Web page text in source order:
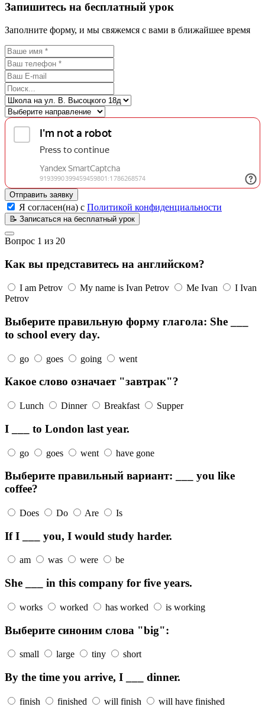
Запишитесь на бесплатный урок
Заполните форму, и мы свяжемся с вами в ближайшее время
Отправить заявку
Я согласен(на) с Политикой конфиденциальности
📝 Записаться на бесплатный урок
Вопрос 1 из 20
Как вы представитесь на английском?
I am Petrov My name is Ivan Petrov Me Ivan
I Ivan
Petrov
Выберите правильную форму глагола: She ___
to school every day.
go goes going went
Какое слово означает "завтрак"?
Lunch Dinner Breakfast Supper
I ___ to London last year.
go goes went have gone
Выберите правильный вариант: ___ you like
coffee?
Does Do Are Is
If I ___ you, I would study harder.
am was were be
She ___ in this company for five years.
works worked has worked is working
Выберите синоним слова "big":
small large tiny short
By the time you arrive, I ___ dinner.
finish finished will finish will have finished